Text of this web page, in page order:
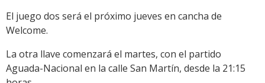
El juego dos será el próximo jueves en cancha de
Welcome.
La otra llave comenzará el martes, con el partido
Aguada-Nacional en la calle San Martín, desde la 21:15